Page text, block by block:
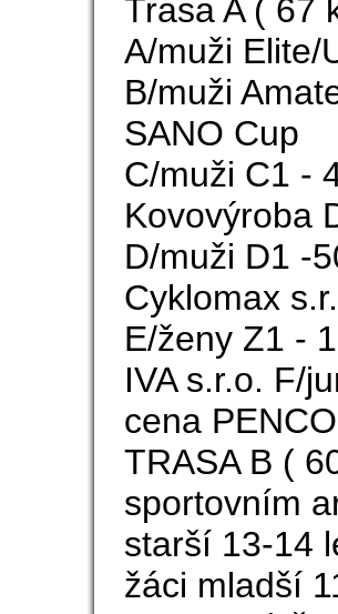
Trasa A ( 67
A/muži Elite/
B/muži
SANO Cup
C/muži C1 -
Kovovýroba
D/muži D1 -
Cyklomax
E/ženy Z1 -
IVA s.r.o. F/
cena
TRASA B (
sportovním
starší 13-14
žáci mladší